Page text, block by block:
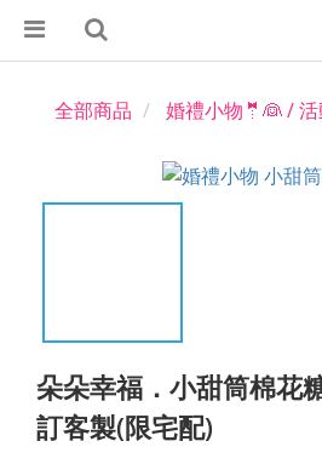
全部商品 婚禮小物🤵👰 /
朵朵幸福．小甜筒棉花
訂客製(限宅配)